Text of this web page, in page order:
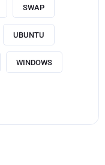
SWAP
UBUNTU
WINDOWS